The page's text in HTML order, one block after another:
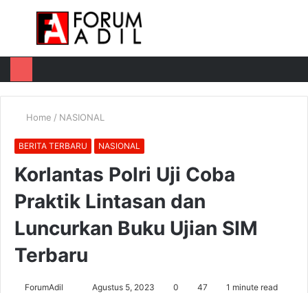
Menu
Home / NASIONAL
BERITA TERBARU NASIONAL
Korlantas Polri Uji Coba
Praktik Lintasan dan
Luncurkan Buku Ujian SIM
Terbaru
ForumAdil Agustus 5, 2023 0 47 1 minute read